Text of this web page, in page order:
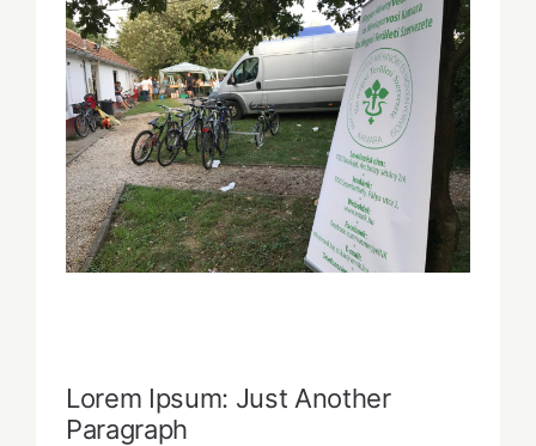
Lorem Ipsum: Just Another
Paragraph